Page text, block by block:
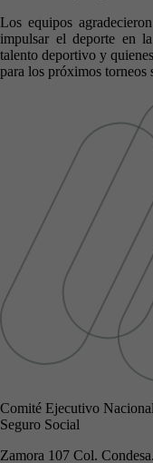
Los equipos
impulsar el deporte en
talento deportivo y
para los próximos torneos
Comité Ejecutivo
Seguro Social
Zamora 107 Col.